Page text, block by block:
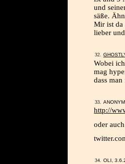
und
säße.
Mir ist da
lieber
Wobei
mag
dass
http://
oder auch
OLI,